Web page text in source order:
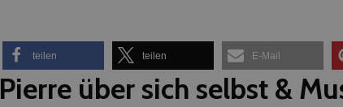
teilen teilen E-Mail
Pierre über sich selbst &